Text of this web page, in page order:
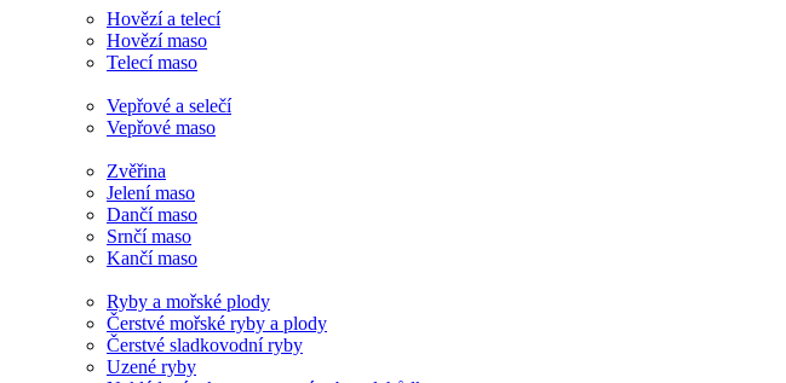
Hovězí a telecí
Hovězí maso
Telecí maso
Vepřové a selečí
Vepřové maso
Zvěřina
Jelení maso
Dančí maso
Srnčí maso
Kančí maso
Ryby a mořské plody
Čerstvé mořské ryby a plody
Čerstvé sladkovodní ryby
Uzené ryby